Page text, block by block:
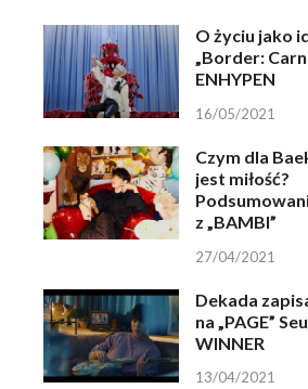
O życiu jako
„Border:
ENHYPEN
16/05/2021
Czym dla
jest miłość?
z „BAMBI”
27/04/2021
Dekada
na „PAGE”
WINNER
13/04/2021